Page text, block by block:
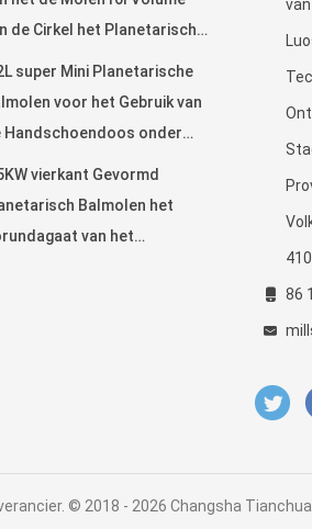
de Cirkel het Planetarische
super Mini Planetarische
voor het Gebruik van
Handschoendoos onder
vierkant Gevormd
Balmolen het
van het
86
© 2018 - 2026 Changsha